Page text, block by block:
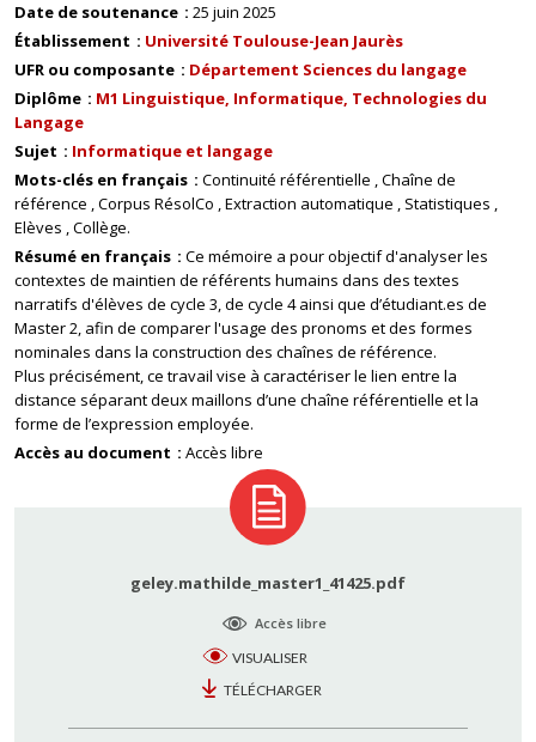
Date de soutenance
25 juin 2025
Établissement
Université Toulouse-Jean Jaurès
UFR ou composante
Département Sciences du langage
Diplôme
M1 Linguistique, Informatique, Technologies du
Langage
Sujet
Informatique et langage
Mots-clés en français
Continuité référentielle Chaîne de
référence Corpus RésolCo Extraction automatique
Statistiques
Elèves Collège.
Résumé en français
Ce mémoire a pour objectif d'analyser les
contextes de maintien de référents humains dans des textes
narratifs d'élèves de cycle 3, de cycle 4 ainsi que d’étudiant.es de
Master 2, afin de comparer l'usage des pronoms et des formes
nominales dans la construction des chaînes de référence.
Plus précisément, ce travail vise à caractériser le lien entre la
distance séparant deux maillons d’une chaîne référentielle et la
forme de l’expression employée.
Accès au document
Accès libre
geley.mathilde_master1_41425.pdf
Accès libre
VISUALISER
TÉLÉCHARGER